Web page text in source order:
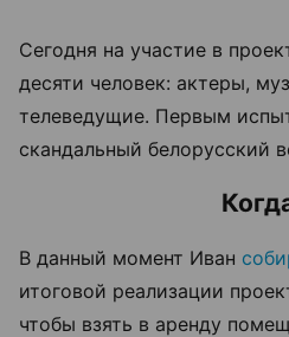
Сегодня на участие в
десяти человек: актеры,
телеведущие. Первым
скандальный белорусский
В данный момент Иван
итоговой реализации
чтобы взять в аренду